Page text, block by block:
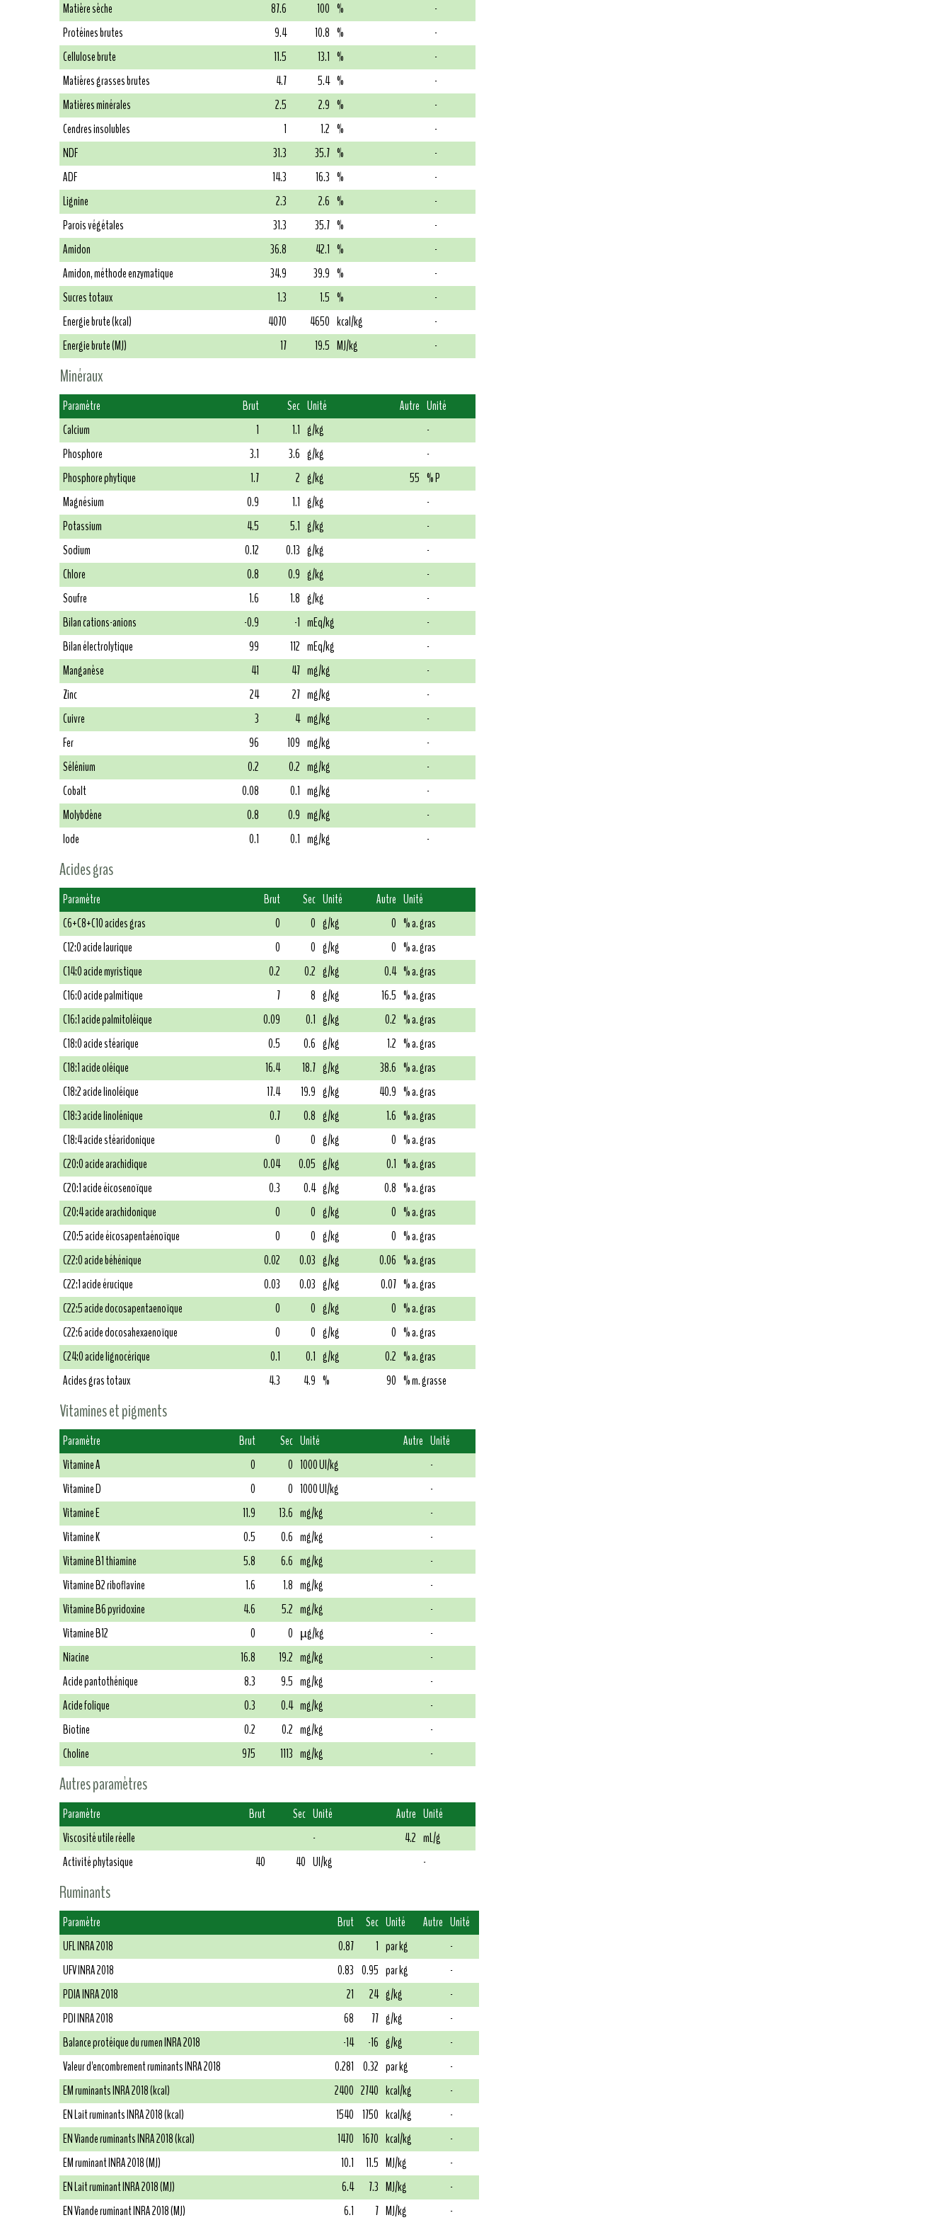
Matière sèche
87.6 100 %
-
Protéines brutes
9.4 10.8 %
-
Cellulose brute
11.5 13.1 %
-
Matières grasses brutes
4.7 5.4 %
-
Matières minérales
2.5 2.9 %
-
Cendres insolubles
1 1.2 %
-
NDF
31.3 35.7 %
-
ADF
14.3 16.3 %
-
Lignine
2.3 2.6 %
-
Parois végétales
31.3 35.7 %
-
Amidon
36.8 42.1 %
-
Amidon, méthode enzymatique
34.9 39.9 %
-
Sucres totaux
1.3 1.5 %
-
Energie brute (kcal)
4070 4650 kcal/kg
-
Energie brute (MJ)
17 19.5 MJ/kg -
Minéraux
Paramètre Brut Sec Unité Autre Unité
Calcium
1 1.1 g/kg
-
Phosphore
3.1 3.6 g/kg
-
Phosphore phytique
1.7 2 g/kg 55 % P
Magnésium
0.9 1.1 g/kg
-
Potassium
4.5 5.1 g/kg
-
Sodium
0.12 0.13 g/kg
-
Chlore
0.8 0.9 g/kg
-
Soufre
1.6 1.8 g/kg
-
Bilan cations-anions
-0.9 -1 mEq/kg
-
Bilan électrolytique
99 112 mEq/kg
-
Manganèse
41 47 mg/kg
-
Zinc
24 27 mg/kg
-
Cuivre
3 4 mg/kg
-
Fer
96 109 mg/kg
-
Sélénium
0.2 0.2 mg/kg
-
Cobalt
0.08 0.1 mg/kg
-
Molybdène
0.8 0.9 mg/kg
-
Iode
0.1 0.1 mg/kg -
Acides gras
Paramètre Brut Sec Unité Autre Unité
C6+C8+C10 acides gras
0 0 g/kg 0 % a. gras
C12:0 acide laurique
0 0 g/kg 0 % a. gras
C14:0 acide myristique
0.2 0.2 g/kg 0.4 % a. gras
C16:0 acide palmitique
7 8 g/kg 16.5 % a. gras
C16:1 acide palmitoléique
0.09 0.1 g/kg 0.2 % a. gras
C18:0 acide stéarique
0.5 0.6 g/kg 1.2 % a. gras
C18:1 acide oléique
16.4 18.7 g/kg 38.6 % a. gras
C18:2 acide linoléique
17.4 19.9 g/kg 40.9 % a. gras
C18:3 acide linolénique
0.7 0.8 g/kg 1.6 % a. gras
C18:4 acide stéaridonique
0 0 g/kg 0 % a. gras
C20:0 acide arachidique
0.04 0.05 g/kg 0.1 % a. gras
C20:1 acide éicosenoïque
0.3 0.4 g/kg 0.8 % a. gras
C20:4 acide arachidonique
0 0 g/kg 0 % a. gras
C20:5 acide éicosapentaénoïque
0 0 g/kg 0 % a. gras
C22:0 acide béhénique
0.02 0.03 g/kg 0.06 % a. gras
C22:1 acide érucique
0.03 0.03 g/kg 0.07 % a. gras
C22:5 acide docosapentaenoïque
0 0 g/kg 0 % a. gras
C22:6 acide docosahexaenoïque
0 0 g/kg 0 % a. gras
C24:0 acide lignocérique
0.1 0.1 g/kg 0.2 % a. gras
Acides gras totaux
4.3 4.9 % 90 % m. grasse
Vitamines et pigments
Paramètre Brut Sec Unité Autre Unité
Vitamine A
0 0 1000 UI/kg
-
Vitamine D
0 0 1000 UI/kg
-
Vitamine E
11.9 13.6 mg/kg
-
Vitamine K
0.5 0.6 mg/kg
-
Vitamine B1 thiamine
5.8 6.6 mg/kg
-
Vitamine B2 riboflavine
1.6 1.8 mg/kg
-
Vitamine B6 pyridoxine
4.6 5.2 mg/kg
-
Vitamine B12
0 0 µg/kg
-
Niacine
16.8 19.2 mg/kg
-
Acide pantothénique
8.3 9.5 mg/kg
-
Acide folique
0.3 0.4 mg/kg
-
Biotine
0.2 0.2 mg/kg
-
Choline
975 1113 mg/kg -
Autres paramètres
Paramètre Brut Sec Unité Autre Unité
Viscosité utile réelle
- 4.2 mL/g
Activité phytasique
40 40 UI/kg -
Ruminants
Paramètre Brut Sec Unité Autre Unité
UFL INRA 2018
0.87 1 par kg
-
UFV INRA 2018
0.83 0.95 par kg
-
PDIA INRA 2018
21 24 g/kg
-
PDI INRA 2018
68 77 g/kg
-
Balance protéique du rumen INRA 2018
-14 -16 g/kg
-
Valeur d'encombrement ruminants INRA 2018
0.281 0.32 par kg
-
EM ruminants INRA 2018 (kcal)
2400 2740 kcal/kg
-
EN Lait ruminants INRA 2018 (kcal)
1540 1750 kcal/kg
-
EN Viande ruminants INRA 2018 (kcal)
1470 1670 kcal/kg
-
EM ruminant INRA 2018 (MJ)
10.1 11.5 MJ/kg
-
EN Lait ruminant INRA 2018 (MJ)
6.4 7.3 MJ/kg
-
EN Viande ruminant INRA 2018 (MJ)
6.1 7 MJ/kg -